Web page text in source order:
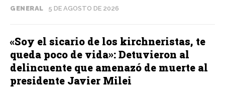
GENERAL 5 DE AGOSTO DE 2026
«Soy el sicario de los kirchneristas, te
queda poco de vida»: Detuvieron al
delincuente que amenazó de muerte al
presidente Javier Milei